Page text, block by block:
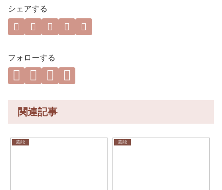
シェアする
フォローする
関連記事
芸能 芸能